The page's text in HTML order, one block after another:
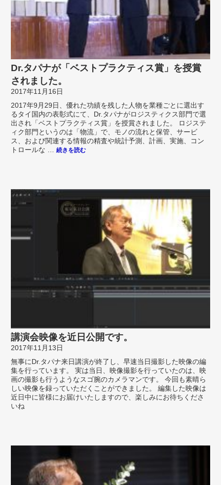
Dr.タパナが「ベストプラクティス賞」を授賞
されました。
2017年11月16日
2017年9月29日、優れた功績を残した人物を業種ごとに選出す
るタイ国内の表彰式にて、Dr.タパナがロジスティクス部門で選
出され「ベストプラクティス賞」を授賞されました。 ロジステ
ィク部門というのは「物流」で、モノの流れと保管、サービ
ス、および関連する情報の精査や統計予測、計画、実施、コン
トロールな …続きを読む
講演会映像を近日公開です。
2017年11月13日
無事にDr.タパナ来日講演が終了し、早速当日撮影した映像の編
集を行っています。 実は当日、映像撮影を行っていたのは、映
画の撮影も行うようなスゴ腕のカメラマンです。 今回も素晴ら
しい映像を録っていただくことができました。 編集した映像は
近日中に皆様にお届けいたしますので、楽しみにお待ちくださ
いね